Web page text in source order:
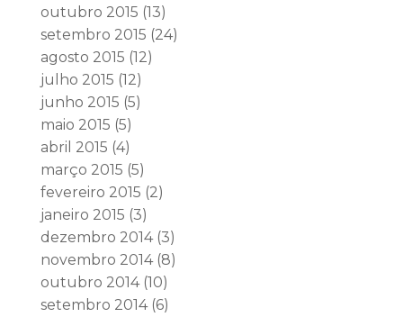
outubro 2015 (13)
setembro 2015 (24)
agosto 2015 (12)
julho 2015 (12)
junho 2015 (5)
maio 2015 (5)
abril 2015 (4)
março 2015 (5)
fevereiro 2015 (2)
janeiro 2015 (3)
dezembro 2014(3)
novembro 2014(8)
outubro 2014(10)
setembro 2014(6)